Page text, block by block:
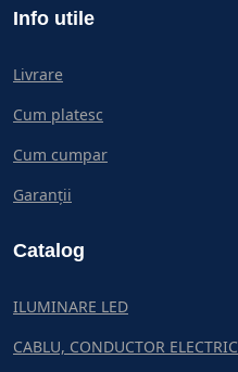
Info utile
Livrare
Cum platesc
Cum cumpar
Garanții
Catalog
ILUMINARE LED
CABLU, CONDUCTOR ELECTRIC